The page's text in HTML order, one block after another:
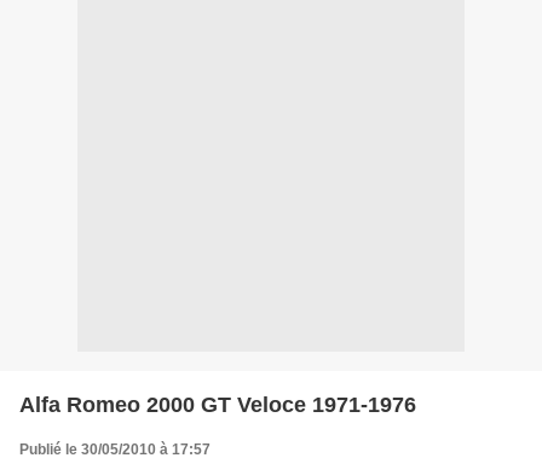
Alfa Romeo 2000 GT Veloce 1971-1976
Publié le 30/05/2010 à 17:57